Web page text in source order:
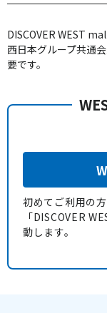
DISCOVER WEST
西日本グループ共通
要です。
初めてご利用の
「DISCOVER
動します。